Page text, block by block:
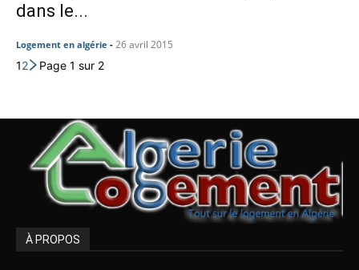
dans le...
Logement en algérie - 26 avril 2015
12 Page 1 sur 2
À PROPOS